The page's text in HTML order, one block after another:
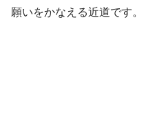
願いをかなえる近道です。